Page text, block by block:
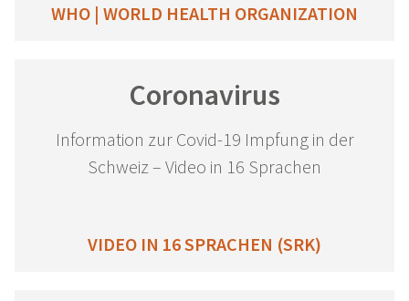
WHO | WORLD HEALTH ORGANIZATION
Coronavirus
Information zur Covid-19 Impfung in der
Schweiz – Video in 16 Sprachen
VIDEO IN 16 SPRACHEN (SRK)